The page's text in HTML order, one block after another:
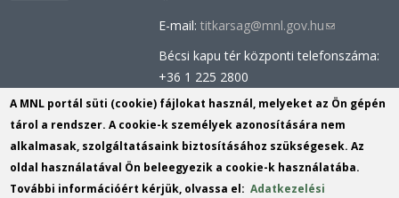
E-mail:titkarsag@mnl.gov.hu(link
sends
mail)
Bécsi kapu tér központi telefonszáma:
+36 1 225 2800
Óbudai épület központi telefonszáma:
+36 1 437 0660
Információs Iroda (Kutatószolgálat):
info@mnl.gov.hu(link
sends
Tel.: +36 1 225 2843, +36 1 225 2844
A MNL portál süti (cookie) fájlokat használ, melyeket az Ön gépén
tárol a rendszer. A cookie-k személyek azonosítására nem
alkalmasak, szolgáltatásaink biztosításához szükségesek. Az
oldal használatával Ön beleegyezik a cookie-k használatába.
További információért kérjük, olvassa el:Adatkezelési